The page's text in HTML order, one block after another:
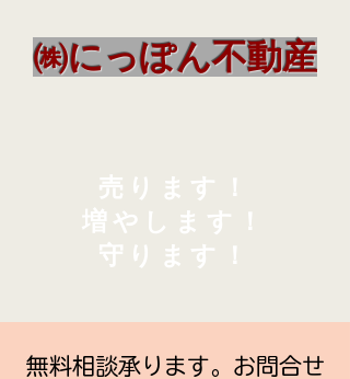
㈱にっぽん不動産
売ります！
増やします！
守ります！
無料相談承ります。 お問合せ